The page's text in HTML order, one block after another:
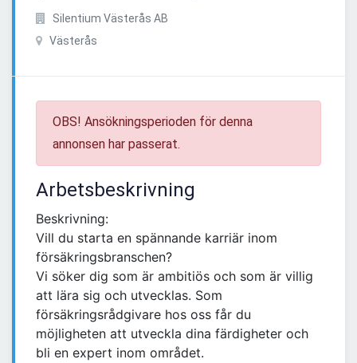
Silentium Västerås AB
Västerås
OBS! Ansökningsperioden för denna
annonsen har passerat.
Arbetsbeskrivning
Beskrivning:
Vill du starta en spännande karriär inom
försäkringsbranschen?
Vi söker dig som är ambitiös och som är villig
att lära sig och utvecklas. Som
försäkringsrådgivare hos oss får du
möjligheten att utveckla dina färdigheter och
bli en expert inom området.